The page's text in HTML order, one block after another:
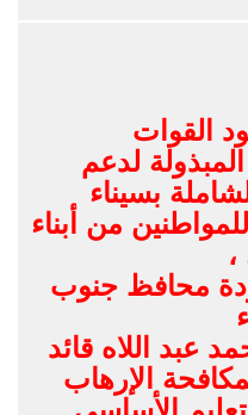
القوات
لدعم
بسيناء
من أبناء
،
محافظ جنوب
عبد اللاه قائد
الإرهاب